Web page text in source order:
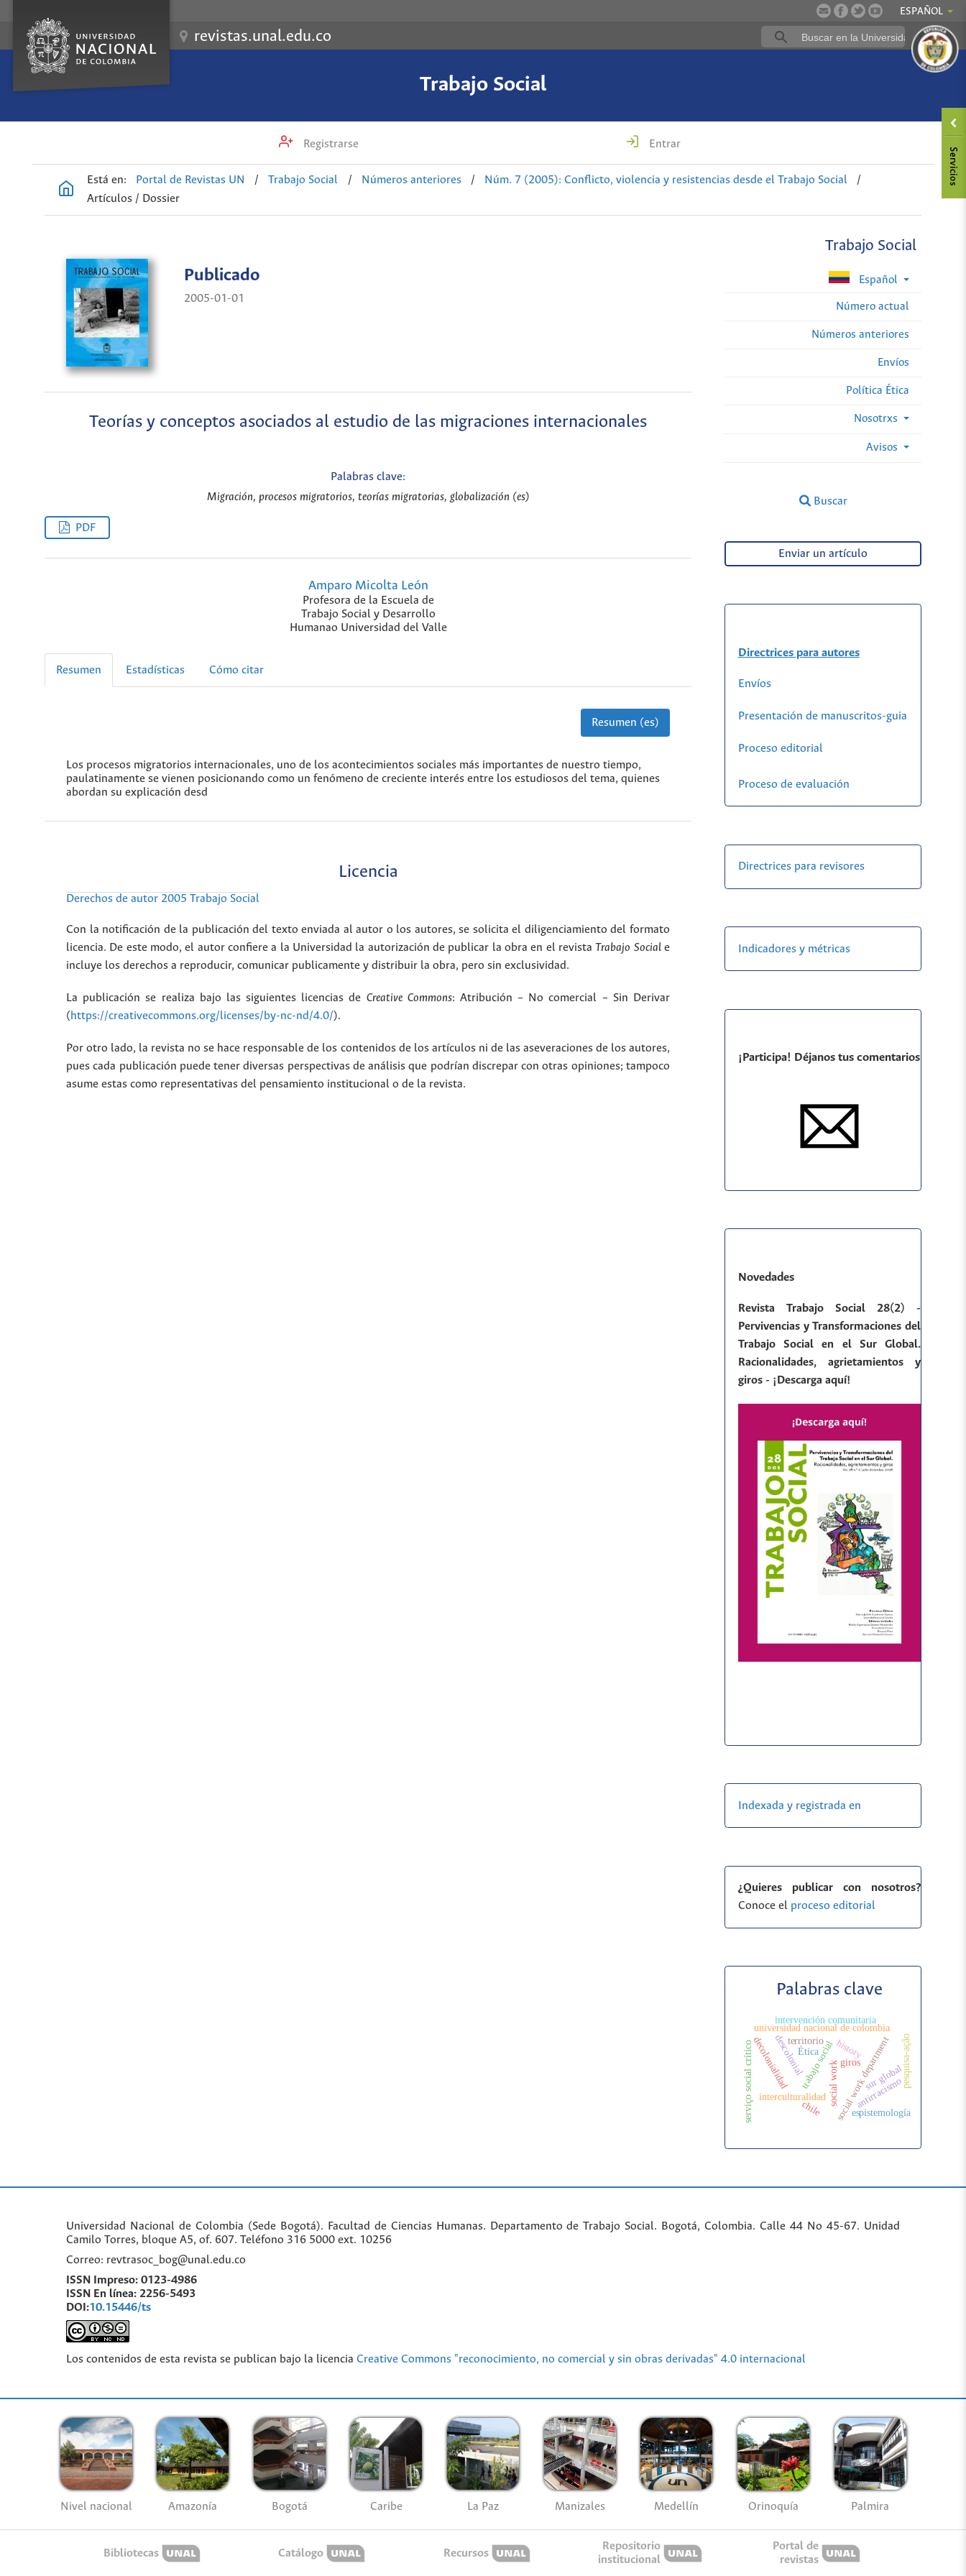
ESPAÑOL
revistas.unal.edu.co
Trabajo Social
Registrarse Entrar
Está en: Portal de Revistas UN / Trabajo Social / Números anteriores / Núm. 7 (2005): Conflicto, violencia y resistencias desde el Trabajo Social
/
Artículos / Dossier
Trabajo Social
Español
Número actual
Números anteriores
Envíos
Política Ética
Nosotrxs
Avisos
Buscar
Publicado
2005-01-01
Teorías y conceptos asociados al estudio de las migraciones internacionales
Palabras clave:
Migración, procesos migratorios, teorías migratorias, globalización (es)
PDF
Amparo Micolta León
Profesora de la Escuela de
Trabajo Social y Desarrollo
Humanao Universidad del Valle
Resumen Estadísticas Cómo citar
Resumen (es)
Los procesos migratorios internacionales, uno de los acontecimientos sociales más importantes de nuestro tiempo,
paulatinamente se vienen posicionando como un fenómeno de creciente interés entre los estudiosos del tema, quienes
abordan su explicación desd
Licencia
Derechos de autor 2005 Trabajo Social
Con la notificación de la publicación del texto enviada al autor o los autores, se solicita el diligenciamiento del formato
licencia. De este modo, el autor confiere a la Universidad la autorización de publicar la obra en el revistaTrabajo Sociale
incluye los derechos a reproducir, comunicar publicamente y distribuir la obra, pero sin exclusividad.
La publicación se realiza bajo las siguientes licencias de Creative Commons: Atribución – No comercial – Sin Derivar
(https://creativecommons.org/licenses/by-nc-nd/4.0/).
Por otro lado, la revista no se hace responsable de los contenidos de los artículos ni de las aseveraciones de los autores,
pues cada publicación puede tener diversas perspectivas de análisis que podrían discrepar con otras opiniones; tampoco
asume estas como representativas del pensamiento institucional o de la revista.
Enviar un artículo
Directrices para autores
Envíos
Presentación de manuscritos-guia
Proceso editorial
Proceso de evaluación
Directrices para revisores
Indicadores y métricas
¡Participa! Déjanos tus comentarios
Novedades
Revista Trabajo Social 28(2) -
Pervivencias y Transformaciones del
Trabajo Social en el Sur Global.
Racionalidades, agrietamientos y
giros - ¡Descarga aquí!
Indexada y registrada en
¿Quieres publicar con nosotros?
Conoce el proceso editorial
Palabras clave
social work
history
social work department
universidad nacional de colombia
trabajo social
descolonial
sur global
interculturalidad
decolonialidad giros
chile
intervención comunitaria
pesquisa-ação
serviço social crítico antirracismo
espistemología
Ética
territorio
Universidad Nacional de Colombia (Sede Bogotá). Facultad de Ciencias Humanas. Departamento de Trabajo Social. Bogotá, Colombia. Calle 44 No 45-67. Unidad
Camilo Torres, bloque A5, of. 607. Teléfono 316 5000 ext. 10256
Correo: revtrasoc_bog@unal.edu.co
ISSN Impreso: 0123-4986
ISSN En línea: 2256-5493
DOI:10.15446/ts
Los contenidos de esta revista se publican bajo la licencia Creative Commons "reconocimiento, no comercial y sin obras derivadas" 4.0 internacional
Nivel nacional Amazonía Bogotá Caribe La Paz Manizales Medellín Orinoquía Palmira
Bibliotecas Catálogo Recursos
Repositorio
institucional
Portal de
revistas